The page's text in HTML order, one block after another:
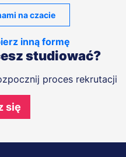
na czacie
inną formę
studiować?
proces rekrutacji
się